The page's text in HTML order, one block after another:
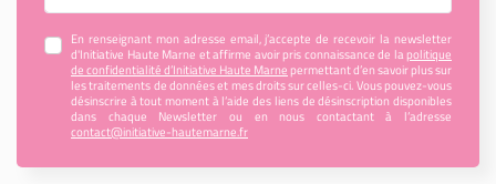
En renseignant mon adresse email, j’accepte de recevoir la newsletter
d'Initiative Haute Marne et affirme avoir pris connaissance de la politique
de confidentialité d’Initiative Haute Marne permettant d’en savoir plus sur
les traitements de données et mes droits sur celles-ci. Vous pouvez-vous
désinscrire à tout moment à l’aide des liens de désinscription disponibles
dans chaque Newsletter ou en nous contactant à l’adresse
contact@initiative-hautemarne.fr